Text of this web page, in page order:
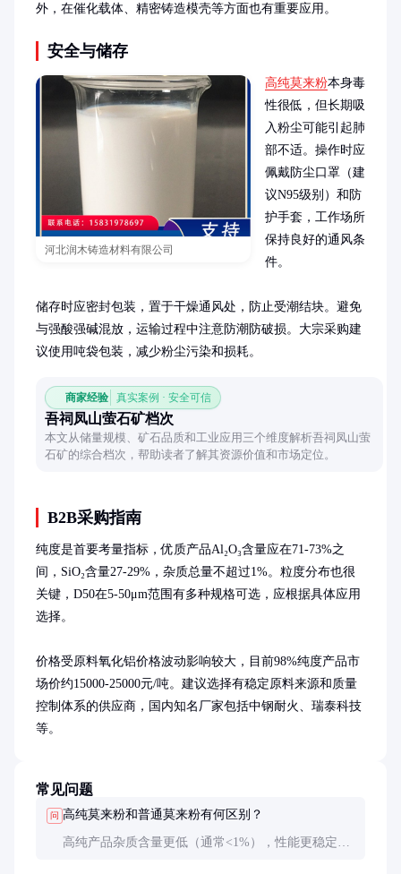
外，在催化载体、精密铸造模壳等方面也有重要应用。
安全与储存
河北润木铸造材料有限公司
高纯莫来粉本身毒
性很低，但长期吸
入粉尘可能引起肺
部不适。操作时应
佩戴防尘口罩（建
议N95级别）和防
护手套，工作场所
保持良好的通风条
件。
储存时应密封包装，置于干燥通风处，防止受潮结块。避免
与强酸强碱混放，运输过程中注意防潮防破损。大宗采购建
议使用吨袋包装，减少粉尘污染和损耗。
商家经验 真实案例 · 安全可信
吾祠凤山萤石矿档次
本文从储量规模、矿石品质和工业应用三个维度解析吾祠凤山萤
石矿的综合档次，帮助读者了解其资源价值和市场定位。
B2B采购指南
纯度是首要考量指标，优质产品Al₂O₃含量应在71-73%之
间，SiO₂含量27-29%，杂质总量不超过1%。粒度分布也很
关键，D50在5-50μm范围有多种规格可选，应根据具体应用
选择。
价格受原料氧化铝价格波动影响较大，目前98%纯度产品市
场价约15000-25000元/吨。建议选择有稳定原料来源和质量
控制体系的供应商，国内知名厂家包括中钢耐火、瑞泰科技
等。
常见问题
问 高纯莫来粉和普通莫来粉有何区别？
高纯产品杂质含量更低（通常<1%），性能更稳定，